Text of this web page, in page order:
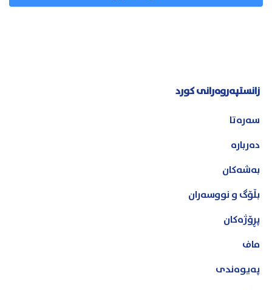
زانستپەروەرانی کورد
سەرەتا
دەربارە
بەشەکان
بڵۆگ و نووسەران
پڕۆژەکان
ماف
پەیوەندی